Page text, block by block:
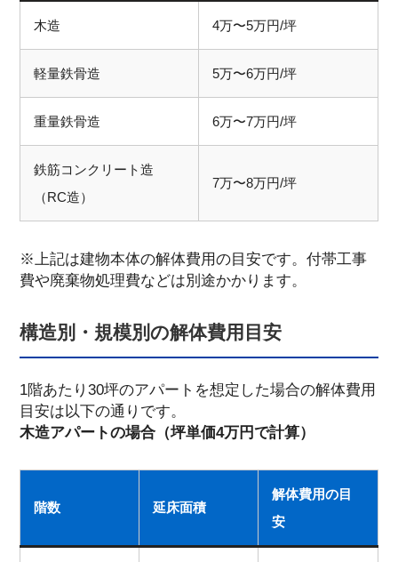
木造 4万〜5万円/坪
軽量鉄骨造 5万〜6万円/坪
重量鉄骨造 6万〜7万円/坪
鉄筋コンクリート造
（RC造）
7万〜8万円/坪
※上記は建物本体の解体費用の目安です。付帯工事
費や廃棄物処理費などは別途かかります。
構造別・規模別の解体費用目安
1階あたり30坪のアパートを想定した場合の解体費用
目安は以下の通りです。
木造アパートの場合（坪単価4万円で計算）
階数 延床面積
解体費用の目
安